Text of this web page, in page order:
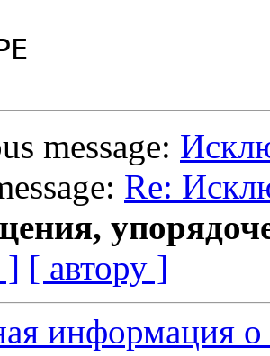
message:
Re:
] [ автору ]
информация